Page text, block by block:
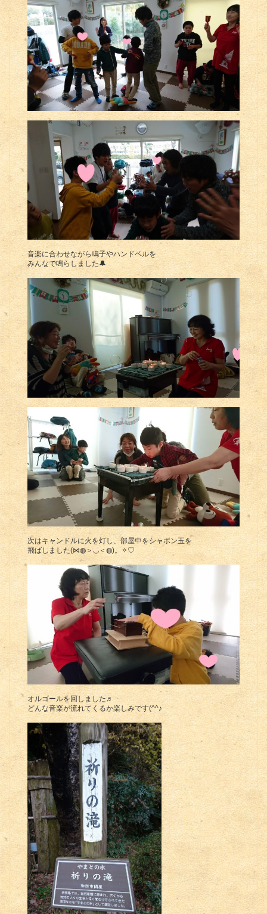
音楽に合わせながら鳴子やハンドベルを
みんなで鳴らしました🔔
次はキャンドルに火を灯し、部屋中をシャボン玉を
飛ばしました(⋈◍＞◡＜◍)。✧♡
オルゴールを回しました♬
どんな音楽が流れてくるか楽しみです(^^♪